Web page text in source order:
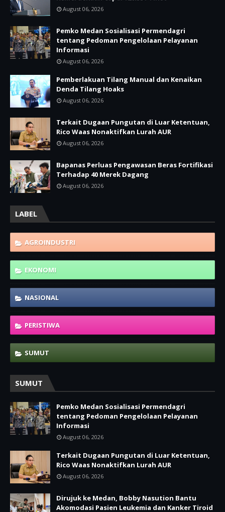
August 06, 2026
Pemko Medan Sosialisasi Permendagri
tentang Pedoman Pengelolaan Pelayanan
Informasi
August 06, 2026
Pemberlakuan Tilang Manual dan Kenaikan
Denda Tilang Hoaks
August 06, 2026
Terkait Dugaan Pungutan di Luar Ketentuan,
Rico Waas Nonaktifkan Lurah AUR
August 06, 2026
Bapanas Perluas Pengawasan Beras Fortifikasi
Terhadap 40 Merek Dagang
August 06, 2026
LABEL
AGROINDUSTRI
EKONOMI
NASIONAL
PERISTIWA
SUMUT
SUMUT
Pemko Medan Sosialisasi Permendagri
tentang Pedoman Pengelolaan Pelayanan
Informasi
August 06, 2026
Terkait Dugaan Pungutan di Luar Ketentuan,
Rico Waas Nonaktifkan Lurah AUR
August 06, 2026
Dirujuk ke Medan, Bobby Nasution Bantu
Akomodasi Pasien Leukemia dan Kanker Tiroid